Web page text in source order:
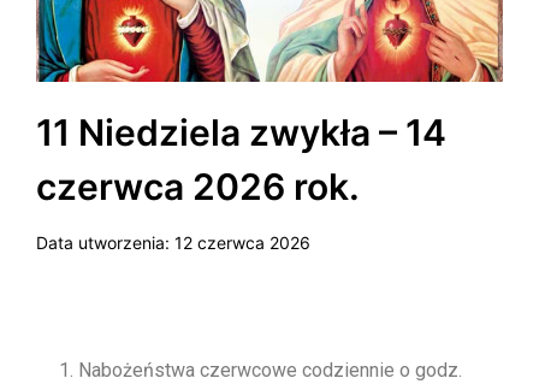
11 Niedziela zwykła – 14
czerwca 2026 rok.
Data utworzenia: 12 czerwca 2026
Nabożeństwa czerwcowe codziennie o godz.